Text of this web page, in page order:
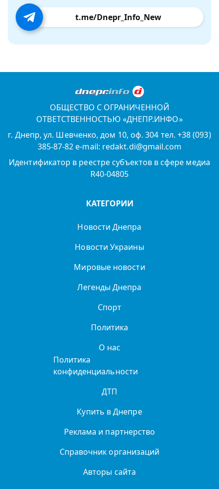
t.me/Dnepr_Info_New
ОБЩЕСТВО С ОГРАНИЧЕННОЙ
ОТВЕТСТВЕННОСТЬЮ «ДНЕПР.ИНФО»
г. Днепр, ул. Шевченко, дом 10, оф. 304 тел. +38 (093)
385-87-82 e-mail: redakt.di@gmail.com
Идентификатор в реестре субъектов в сфере медиа
R40-04805
КАТЕГОРИИ
Новости Днепра
Новости Украины
Мировые новости
Легенды Днепра
Спорт
Политика
О нас
Политика
конфиденциальности
ДТП
Купить в Днепре
Реклама и партнерство
Справочник организаций
Авторы сайта